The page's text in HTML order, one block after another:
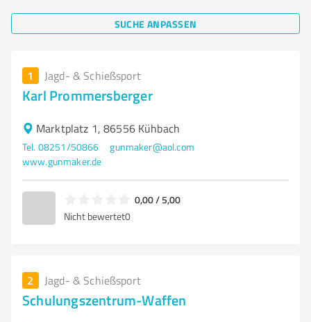
SUCHE ANPASSEN
1 Jagd- & Schießsport
Karl Prommersberger
Marktplatz 1, 86556 Kühbach
Tel. 08251/50866
gunmaker@aol.com
www.gunmaker.de
0,00 / 5,00
Nicht bewertet0
2 Jagd- & Schießsport
Schulungszentrum-Waffen